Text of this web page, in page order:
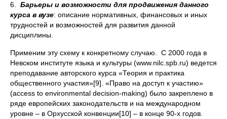
6. Барьеры и возможности для продвижения данного
курса в вузе: описание нормативных, финансовых и иных
трудностей и возможностей для развития данной
дисциплины.
Применим эту схему к конкретному случаю. C 2000 года в
Невском институте языка и культуры (www.nilc.spb.ru) ведется
преподавание авторского курса «Теория и практика
общественного участия»[9]. «Право на доступ к участию»
(access to environmental decision-making) было закреплено в
ряде европейских законодательств и на международном
уровне – в Орхусской конвенции[10] – в конце 90-х годов.